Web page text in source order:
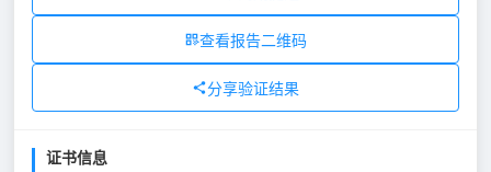
查看报告二维码
分享验证结果
证书信息